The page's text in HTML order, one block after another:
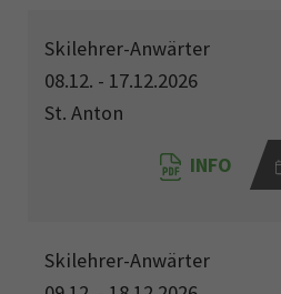
Skilehrer-Anwärter
08.12. - 17.12.2026
St. Anton
INFO
Skilehrer-Anwärter